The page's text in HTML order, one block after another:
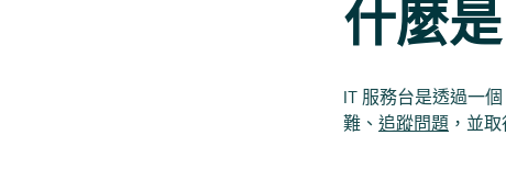
什麼
IT 服務台是透過一
難、 追蹤問題 ，並